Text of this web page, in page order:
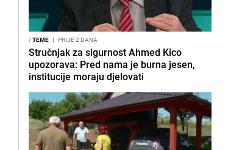
/TEME I PRIJE 2 DANA
Stručnjak za sigurnost Ahmed Kico
upozorava: Pred nama je burna jesen,
institucije moraju djelovati